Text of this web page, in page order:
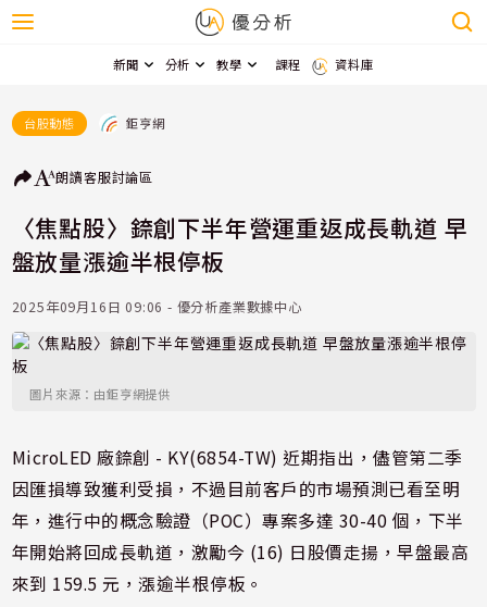
新聞 分析 教學 課程 資料庫
台股動態 鉅亨網
朗讀客服討論區
〈焦點股〉錼創下半年營運重返成長軌道 早
盤放量漲逾半根停板
2025年09月16日 09:06 - 優分析產業數據中心
圖片來源：由鉅亨網提供
MicroLED 廠錼創 - KY(6854-TW) 近期指出，儘管第二季
因匯損導致獲利受損，不過目前客戶的市場預測已看至明
年，進行中的概念驗證（POC）專案多達 30-40 個，下半
年開始將回成長軌道，激勵今 (16) 日股價走揚，早盤最高
來到 159.5 元，漲逾半根停板。